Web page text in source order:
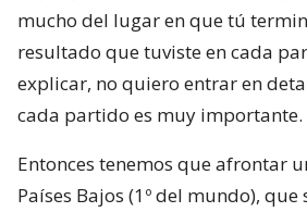
mucho del lugar en que tú
resultado que tuviste en cada
explicar, no quiero entrar en
cada partido es muy importante.
Entonces tenemos que afrontar
Países Bajos (1º del mundo), que